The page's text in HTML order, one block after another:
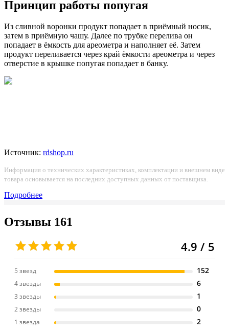
Принцип работы попугая
Из сливной воронки продукт попадает в приёмный носик,
затем в приёмную чашу. Далее по трубке перелива он
попадает в ёмкость для ареометра и наполняет её. Затем
продукт переливается через край ёмкости ареометра и через
отверстие в крышке попугая попадает в банку.
Источник: rdshop.ru
Информация о технических характеристиках, комплектации и внешнем виде
товара основывается на последних доступных данных от поставщика.
Подробнее
Отзывы 161
4.9 / 5
5 звезд 152
4 звезды 6
3 звезды 1
2 звезды 0
1 звезда 2